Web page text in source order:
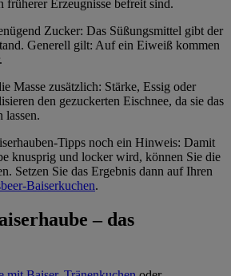
früherer Erzeugnisse befreit sind.
Zucker: Das Süßungsmittel gibt der
Generell gilt: Auf ein Eiweiß kommen
Masse zusätzlich: Stärke, Essig oder
den gezuckerten Eischnee, da sie das
lassen.
Tipps noch ein Hinweis: Damit
knusprig und locker wird, können Sie die
Setzen Sie das Ergebnis dann auf Ihren
Baiserkuchen.
– das